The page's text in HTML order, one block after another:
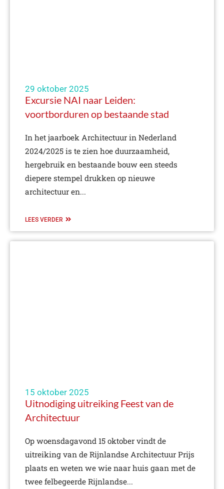
29 oktober 2025
Excursie NAI naar Leiden:
voortborduren op bestaande stad
In het jaarboek Architectuur in Nederland
2024/2025 is te zien hoe duurzaamheid,
hergebruik en bestaande bouw een steeds
diepere stempel drukken op nieuwe
architectuur en...
LEES VERDER
15 oktober 2025
Uitnodiging uitreiking Feest van de
Architectuur
Op woensdagavond 15 oktober vindt de
uitreiking van de Rijnlandse Architectuur Prijs
plaats en weten we wie naar huis gaan met de
twee felbegeerde Rijnlandse...